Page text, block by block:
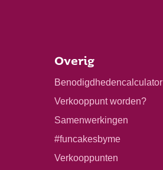
Overig
Benodigdhedencalculator
Verkooppunt worden?
Samenwerkingen
#funcakesbyme
Verkooppunten